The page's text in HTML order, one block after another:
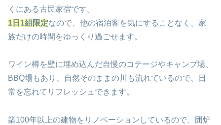
くにある古民家宿です。
1日1組限定なので、他の宿泊客を気にすることなく、家
族だけの時間をゆっくり過ごせます。
ワイン樽を壁に埋め込んだ自慢のコテージやキャンプ場、
BBQ場もあり、自然そのままの川も流れているので、日
常を忘れてリフレッシュできます。
築100年以上の建物をリノベーションしているので、囲炉